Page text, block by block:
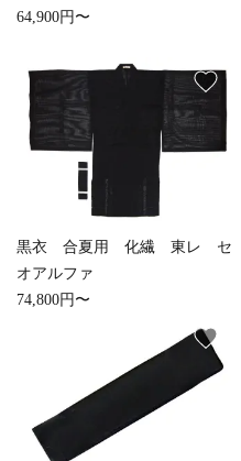
64,900円〜
黒衣 合夏用 化繊 東レ セ
オアルファ
74,800円〜
favorite
favorite
キーワード